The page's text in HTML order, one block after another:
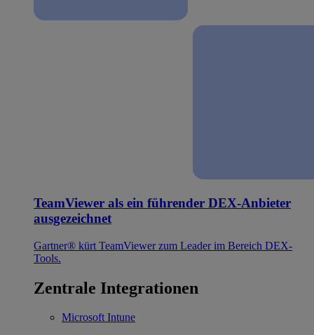
TeamViewer als ein führender DEX-Anbieter
ausgezeichnet
Gartner® kürt TeamViewer zum Leader im Bereich DEX-
Tools.
Zentrale Integrationen
Microsoft Intune